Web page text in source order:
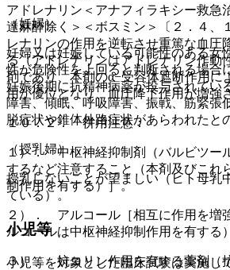
（妊婦）
妊婦又は妊娠している可能性のある女
性が危険性を上回ると判断される場合
妊娠後期に抗精神病薬が投与されてい
障害、傾眠、呼吸障害、振戦、筋緊張
脱症状や錐体外路症状があらわれたと
（授乳婦）
授乳しないことが望ましい（ヒト母乳
ている）。
小児等
小児等を対象とした臨床試験は実施し
アドレナリン＜アナフィラキシー救急
達麻酔除く＞＜ボスミン＞〔２．４、
レナリンの作用を逆転させ重篤な血圧
る（アドレナリンはアドレナリン作動
剤であり、本剤のα−受容体遮断作用に
用が優位となり、血圧降下作用が増強
１０．２． 併用注意：
１）． 中枢神経抑制剤（バルビツー
するなど注意すること（本剤及びこれ
制作用を有する）］。
２）． アルコール［相互に作用を増
ルコールは中枢神経抑制作用を有する
３）． 抗コリン作用を有する薬剤（